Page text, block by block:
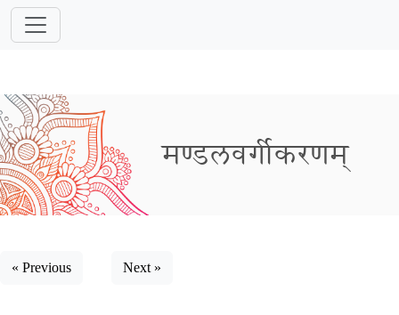
मण्डलवर्गीकरणम्
« Previous Next »